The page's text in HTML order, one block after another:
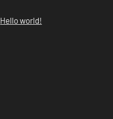
Hello world!